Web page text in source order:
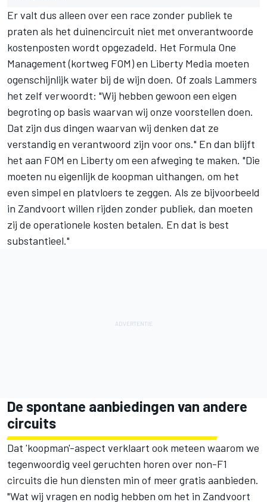
Er valt dus alleen over een race zonder publiek te
praten als het duinencircuit niet met onverantwoorde
kostenposten wordt opgezadeld. Het Formula One
Management (kortweg FOM) en Liberty Media moeten
ogenschijnlijk water bij de wijn doen. Of zoals Lammers
het zelf verwoordt: "Wij hebben gewoon een eigen
begroting op basis waarvan wij onze voorstellen doen.
Dat zijn dus dingen waarvan wij denken dat ze
verstandig en verantwoord zijn voor ons." En dan blijft
het aan FOM en Liberty om een afweging te maken. "Die
moeten nu eigenlijk de koopman uithangen, om het
even simpel en platvloers te zeggen. Als ze bijvoorbeeld
in Zandvoort willen rijden zonder publiek, dan moeten
zij de operationele kosten betalen. En dat is best
substantieel."
De spontane aanbiedingen van andere
circuits
Dat 'koopman'-aspect verklaart ook meteen waarom we
tegenwoordig veel geruchten horen over non-F1
circuits die hun diensten min of meer gratis aanbieden.
"Wat wij vragen en nodig hebben om het in Zandvoort